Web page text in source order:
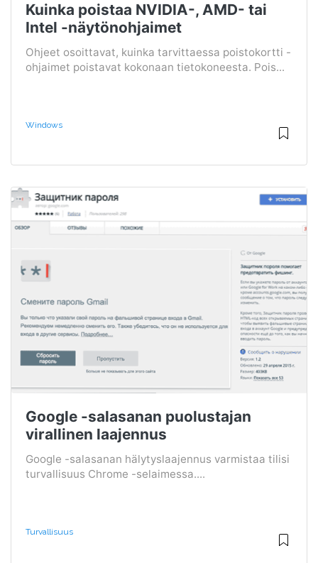
Kuinka poistaa NVIDIA-, AMD- tai
Intel -näytönohjaimet
Ohjeet osoittavat, kuinka tarvittaessa poistokortti -
ohjaimet poistavat kokonaan tietokoneesta. Pois...
Windows
Google -salasanan puolustajan
virallinen laajennus
Google -salasanan hälytyslaajennus varmistaa tilisi
turvallisuus Chrome -selaimessa....
Turvallisuus